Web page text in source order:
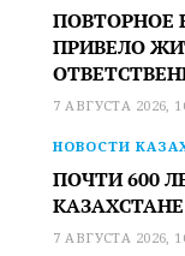
ПОВТОРНОЕ
ПРИВЕЛО
7 АВГУСТА 2026,
НОВОСТИ
ПОЧТИ 600
КАЗАХСТАНЕ
7 АВГУСТА 2026,